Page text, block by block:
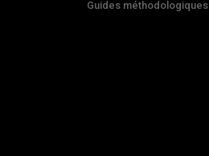
Guides méthodologiques